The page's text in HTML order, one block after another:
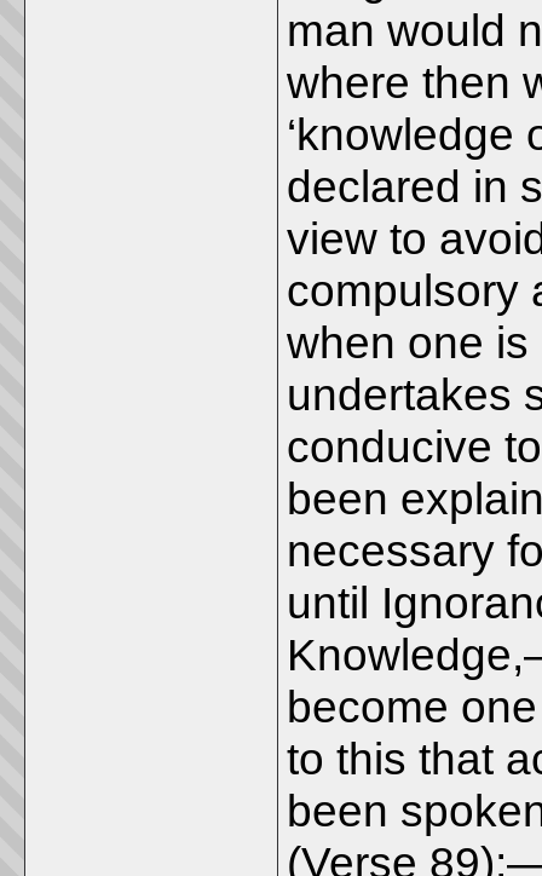
man would
where then
‘knowledge
declared in
view to
compulsory
when one is
undertakes
conducive
been
necessary
until
become
to this that
been
(Verse